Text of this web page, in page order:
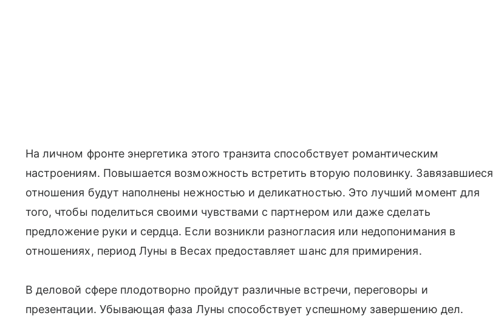
На личном фронте энергетика этого транзита способствует романтическим
настроениям. Повышается возможность встретить вторую половинку. Завязавшиеся
отношения будут наполнены нежностью и деликатностью. Это лучший момент для
того, чтобы поделиться своими чувствами с партнером или даже сделать
предложение руки и сердца. Если возникли разногласия или недопонимания в
отношениях, период Луны в Весах предоставляет шанс для примирения.
В деловой сфере плодотворно пройдут различные встречи, переговоры и
презентации. Убывающая фаза Луны способствует успешному завершению дел.